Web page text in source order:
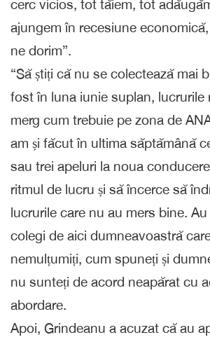
cerc vicios, tot tăiem, tot
ajungem în recesiune
ne dorim”.
“Să știți că nu se colectează mai
fost în luna iunie suplan, lucrurile
merg cum trebuie pe zona de
am și făcut în ultima săptămână
sau trei apeluri la noua
ritmul de lucru și să încerce să
lucrurile care nu au mers bine.
colegi de aici dumneavoastră
nemulțumiți, cum spuneți și
nu sunteți de acord neapărat cu
abordare.
Apoi, Grindeanu a acuzat că au